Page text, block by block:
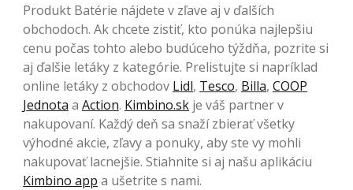
Produkt Batérie nájdete v zľave aj v ďalších
obchodoch. Ak chcete zistiť, kto ponúka najlepšiu
cenu počas tohto alebo budúceho týždňa, pozrite si
aj ďalšie letáky z kategórie. Prelistujte si napríklad
online letáky z obchodov Lidl, Tesco, Billa, COOP
Jednota a Action. Kimbino.sk je váš partner v
nakupovaní. Každý deň sa snaží zbierať všetky
výhodné akcie, zľavy a ponuky, aby ste vy mohli
nakupovať lacnejšie. Stiahnite si aj našu aplikáciu
Kimbino app a ušetrite s nami.